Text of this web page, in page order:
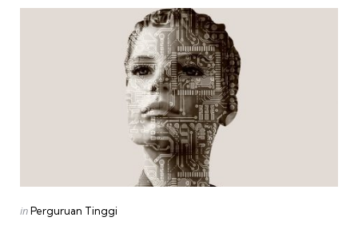
Posted
inPerguruan Tinggi